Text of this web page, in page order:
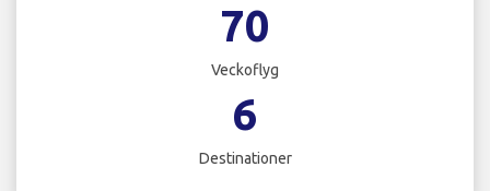
70
Veckoflyg
6
Destinationer